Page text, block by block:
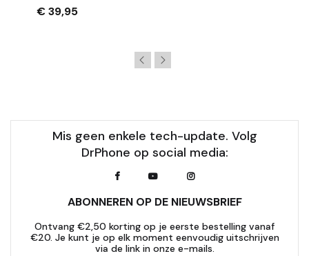
€ 39,95
Mis geen enkele tech-update. Volg
DrPhone op social media:
ABONNEREN OP DE NIEUWSBRIEF
Ontvang €2,50 korting op je eerste bestelling vanaf
€20. Je kunt je op elk moment eenvoudig uitschrijven
via de link in onze e-mails.